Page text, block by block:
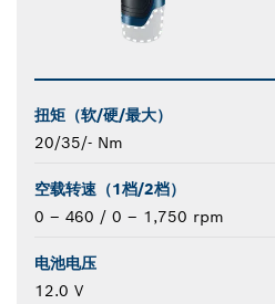
扭矩（软/硬/最大）
20/35/- Nm
空载转速（1档/2档）
0 – 460 / 0 – 1,750 rpm
电池电压
12.0 V